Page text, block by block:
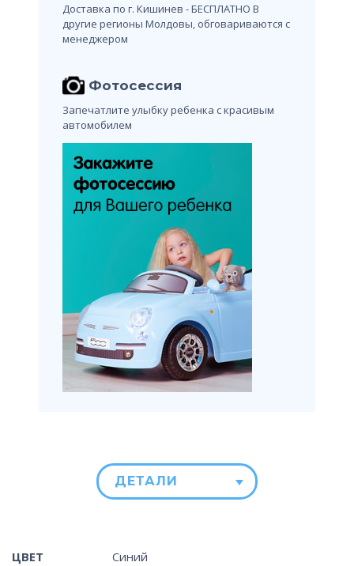
Доставка по г. Кишинев - БЕСПЛАТНО В
другие регионы Молдовы, обговариваются с
менеджером
Фотосессия
Запечатлите улыбку ребенка с красивым
автомобилем
ДЕТАЛИ
ЦВЕТ Синий